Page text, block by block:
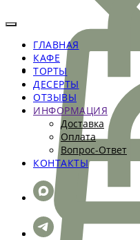
ГЛАВНАЯ
КАФЕ
ТОРТЫ
ДЕСЕРТЫ
ОТЗЫВЫ
ИНФОРМАЦИЯ
Доставка
Оплата
Вопрос-Ответ
КОНТАКТЫ